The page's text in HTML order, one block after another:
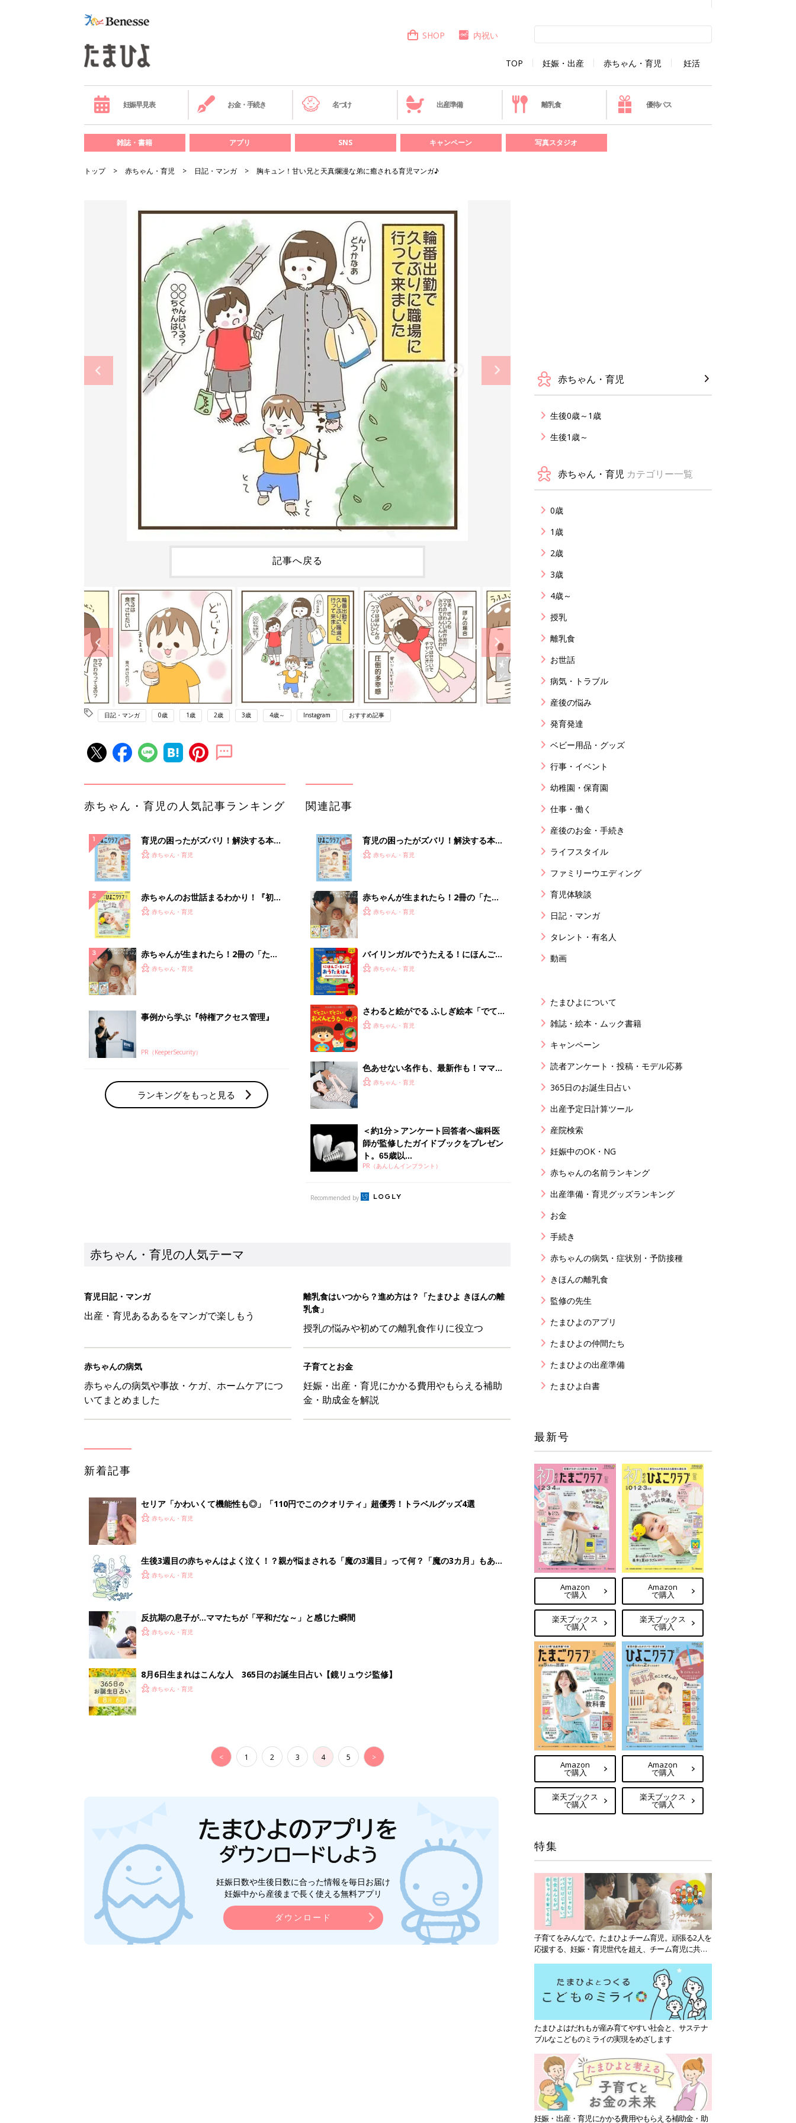
TOP 妊娠・出産 赤ちゃん・育児 妊活
SHOP 内祝い
妊娠早見表 お金・手続き 名づけ 出産準備 離乳食 優待パス
雑誌・書籍 アプリ SNS キャンペーン 写真スタジオ
トップ 赤ちゃん・育児 日記・マンガ 胸キュン！甘い兄と天真爛漫な弟に癒される育児マンガ♪
記事へ戻る
日記・マンガ 0歳 1歳 2歳 3歳 4歳～ Instagram おすすめ記事
赤ちゃん・育児の人気記事ランキング
育児の困ったがズバリ！解決する本
『ひよこクラブ 秋号』 4カ月～2才
赤ちゃん・育児
赤ちゃんのお世話まるわかり！『初め
てのひよこクラブ 夏号』〈巻頭大特
赤ちゃん・育児
赤ちゃんが生まれたら！2冊の「たま
ひよ」
赤ちゃん・育児
事例から学ぶ『特権アクセス管理』
PR（KeeperSecurity）
ランキングをもっと見る
関連記事
育児の困ったがズバリ！解決する本
『ひよこクラブ 秋号』 4カ月～2才
赤ちゃん・育児
赤ちゃんが生まれたら！2冊の「たま
ひよ」
赤ちゃん・育児
バイリンガルでうたえる！にほんご
えいご おうたえほん（たまひよ おう
赤ちゃん・育児
さわると絵がでる ふしぎ絵本「でて
こい でてこい おべんとうなーん
赤ちゃん・育児
色あせない名作も、最新作も！ママと
漫画のつきあい方
赤ちゃん・育児
＜約1分＞アンケート回答者へ歯科医
師が監修したガイドブックをプレゼン
ト。65歳以...
PR（あんしんインプラント）
Recommended by
赤ちゃん・育児の人気テーマ
育児日記・マンガ
出産・育児あるあるをマンガで楽しもう
離乳食はいつから？進め方は？「たまひよ きほんの離
乳食」
授乳の悩みや初めての離乳食作りに役立つ
赤ちゃんの病気
赤ちゃんの病気や事故・ケガ、ホームケアにつ
いてまとめました
子育てとお金
妊娠・出産・育児にかかる費用やもらえる補助
金・助成金を解説
新着記事
セリア「かわいくて機能性も◎」「110円でこのクオリティ」超優秀！トラベルグッズ4選
赤ちゃん・育児
生後3週目の赤ちゃんはよく泣く！？親が悩まされる「魔の3週目」って何？「魔の3カ月」もある
って本当？【専門家】
赤ちゃん・育児
反抗期の息子が...ママたちが「平和だな～」と感じた瞬間
赤ちゃん・育児
8月6日生まれはこんな人 365日のお誕生日占い【鏡リュウジ監修】
赤ちゃん・育児
< 1 2 3 4 5 >
妊娠日数や生後日数に合った情報を毎日お届け
妊娠中から産後まで長く使える無料アプリ
ダウンロード
赤ちゃん・育児
生後0歳～1歳
生後1歳～
赤ちゃん・育児 カテゴリー一覧
0歳
1歳
2歳
3歳
4歳～
授乳
離乳食
お世話
病気・トラブル
産後の悩み
発育発達
ベビー用品・グッズ
行事・イベント
幼稚園・保育園
仕事・働く
産後のお金・手続き
ライフスタイル
ファミリーウエディング
育児体験談
日記・マンガ
タレント・有名人
動画
たまひよについて
雑誌・絵本・ムック書籍
キャンペーン
読者アンケート・投稿・モデル応募
365日のお誕生日占い
出産予定日計算ツール
産院検索
妊娠中のOK・NG
赤ちゃんの名前ランキング
出産準備・育児グッズランキング
お金
手続き
赤ちゃんの病気・症状別・予防接種
きほんの離乳食
監修の先生
たまひよのアプリ
たまひよの仲間たち
たまひよの出産準備
たまひよ白書
最新号
Amazon
で購入
楽天ブックス
で購入
Amazon
で購入
楽天ブックス
で購入
Amazon
で購入
楽天ブックス
で購入
Amazon
で購入
楽天ブックス
で購入
特集
子育てをみんなで。たまひよチーム育児。頑張る2人を
応援する、妊娠・育児世代を超え、チーム育児に共感
たまひよはだれもが産み育てやすい社会と、サステナ
ブルなこどものミライの実現をめざします
妊娠・出産・育児にかかる費用やもらえる補助金・助